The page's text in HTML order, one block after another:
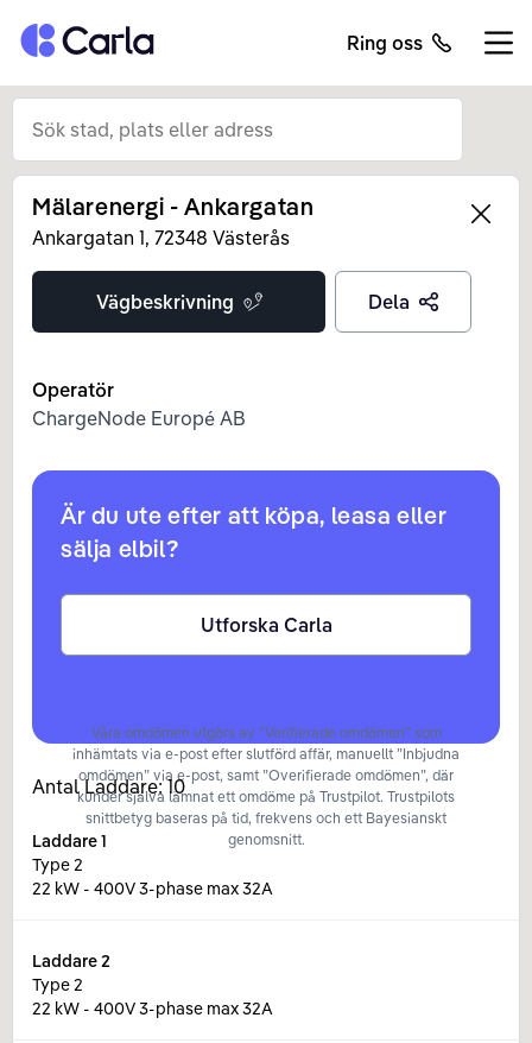
Tillbaka till startsidan Ring oss
Left
Mälarenergi - Ankargatan
Ankargatan 1, 72348 Västerås
Vägbeskrivning Dela
Operatör
ChargeNode Europé AB
Är du ute efter att köpa, leasa eller
sälja elbil?
Utforska Carla
Våra omdömen utgörs av ”Verifierade omdömen” som
inhämtats via e-post efter slutförd affär, manuellt ”Inbjudna
omdömen” via e-post, samt ”Overifierade omdömen”, där
kunder själva lämnat ett omdöme på Trustpilot. Trustpilots
snittbetyg baseras på tid, frekvens och ett Bayesianskt
genomsnitt.
Antal Laddare:10
Laddare1
Type 2
22 kW - 400V 3-phase max 32A
Laddare2
Type 2
22 kW - 400V 3-phase max 32A